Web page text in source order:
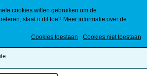
cookies willen gebruiken om de
staat u dit toe? Meer informatie over de
Cookies toestaan
Cookies niet toestaan